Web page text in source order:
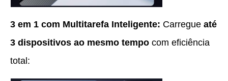
3 em 1 com Multitarefa Inteligente: Carregue até
3 dispositivos ao mesmo tempo com eficiência
total: